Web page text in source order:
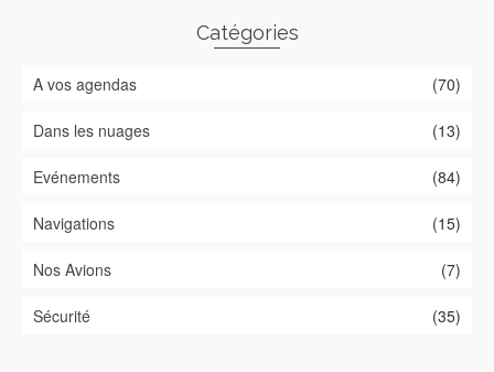
Catégories
A vos agendas (70)
Dans les nuages (13)
Evénements (84)
Navigations (15)
Nos Avions (7)
Sécurité (35)